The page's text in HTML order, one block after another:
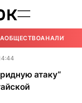
ОБЩЕСТВОАНАЛИТИКА
атаку“